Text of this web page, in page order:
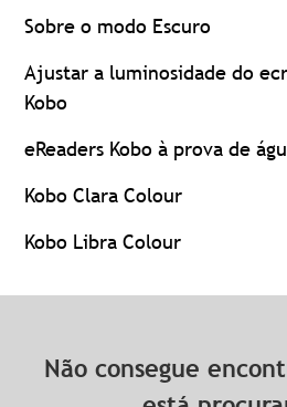
Sobre o modo Escuro
Ajustar a luminosidade do
Kobo
eReaders Kobo à prova de
Kobo Clara Colour
Kobo Libra Colour
Não consegue